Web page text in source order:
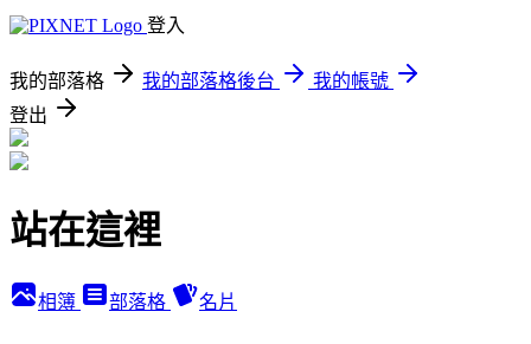
登入
我的部落格 我的部落格後台
我的帳號
登出
站在這裡
相簿 部落格 名片